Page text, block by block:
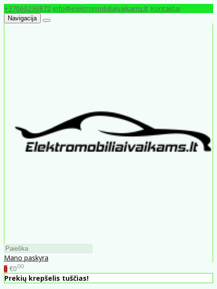
+37060236872 info@elektromobiliaivaikams.lt Kontaktai
Navigacija
Mano paskyra
0 €000
Prekių krepšelis tuščias!